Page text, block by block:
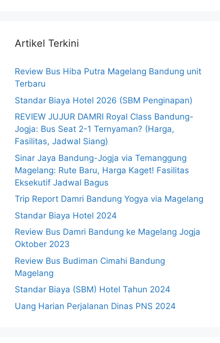
Artikel Terkini
Review Bus Hiba Putra Magelang Bandung unit
Terbaru
Standar Biaya Hotel 2026 (SBM Penginapan)
REVIEW JUJUR DAMRI Royal Class Bandung-
Jogja: Bus Seat 2-1 Ternyaman? (Harga,
Fasilitas, Jadwal Siang)
Sinar Jaya Bandung-Jogja via Temanggung
Magelang: Rute Baru, Harga Kaget! Fasilitas
Eksekutif Jadwal Bagus
Trip Report Damri Bandung Yogya via Magelang
Standar Biaya Hotel 2024
Review Bus Damri Bandung ke Magelang Jogja
Oktober 2023
Review Bus Budiman Cimahi Bandung
Magelang
Standar Biaya (SBM) Hotel Tahun 2024
Uang Harian Perjalanan Dinas PNS 2024